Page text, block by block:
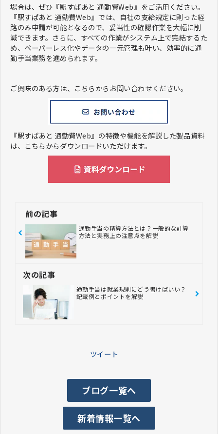
場合は、ぜひ『駅すぱあと 通勤費Web』をご活用ください。
『駅すぱあと 通勤費Web』では、自社の支給規定に則った経
路のみ申請が可能となるので、妥当性の確認作業を大幅に削
減できます。さらに、すべての作業がシステム上で完結するた
め、ペーパーレス化やデータの一元管理も叶い、効率的に通
勤手当業務を進められます。
ご興味のある方は、こちらからお問い合わせください。
『駅すぱあと 通勤費Web』の特徴や機能を解説した製品資料
は、こちらからダウンロードいただけます。
前の記事
通勤手当の精算方法とは？一般的な計算
方法と実務上の注意点を解説
次の記事
通勤手当は就業規則にどう書けばいい？
記載例とポイントを解説
ツイート
ブログ一覧へ
新着情報一覧へ